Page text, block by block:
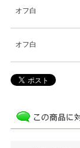
オフ白
オフ白